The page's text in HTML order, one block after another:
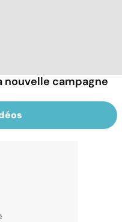
nouvelle campagne